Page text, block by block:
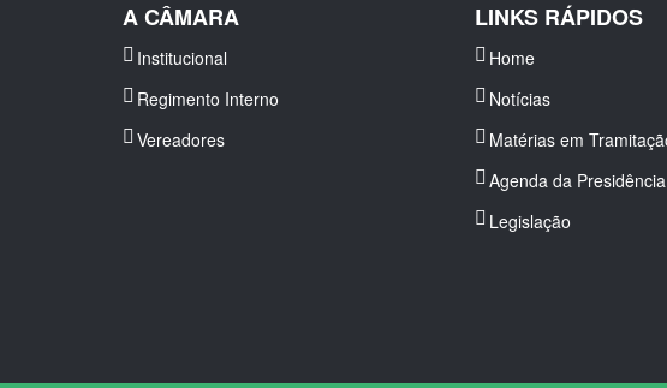
A CÂMARA
Institucional
Regimento Interno
Vereadores
LINKS RÁPIDOS
Home
Notícias
Matérias em
Agenda da Presidência
Legislação